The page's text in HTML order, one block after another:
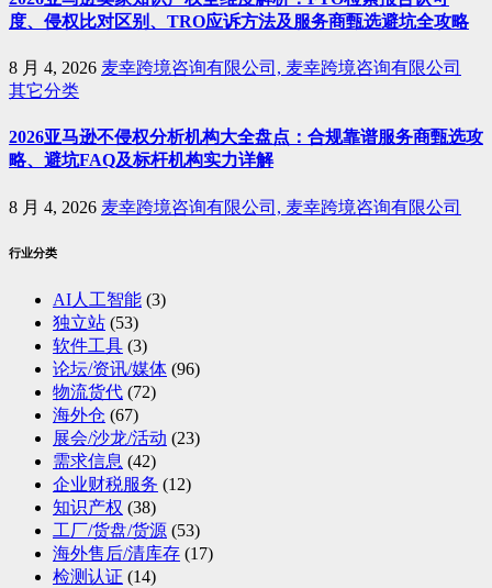
度、侵权比对区别、TRO应诉方法及服务商甄选避坑全攻略
8 月 4, 2026 麦幸跨境咨询有限公司, 麦幸跨境咨询有限公司
其它分类
2026亚马逊不侵权分析机构大全盘点：合规靠谱服务商甄选攻
略、避坑FAQ及标杆机构实力详解
8 月 4, 2026 麦幸跨境咨询有限公司, 麦幸跨境咨询有限公司
行业分类
AI人工智能 (3)
独立站 (53)
软件工具 (3)
论坛/资讯/媒体 (96)
物流货代 (72)
海外仓 (67)
展会/沙龙/活动 (23)
需求信息 (42)
企业财税服务 (12)
知识产权 (38)
工厂/货盘/货源 (53)
海外售后/清库存 (17)
检测认证 (14)